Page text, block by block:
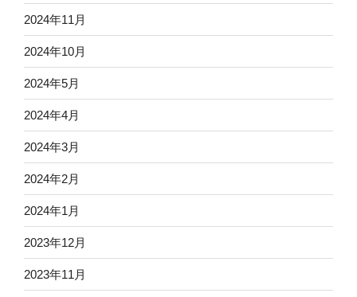
2024年11月
2024年10月
2024年5月
2024年4月
2024年3月
2024年2月
2024年1月
2023年12月
2023年11月